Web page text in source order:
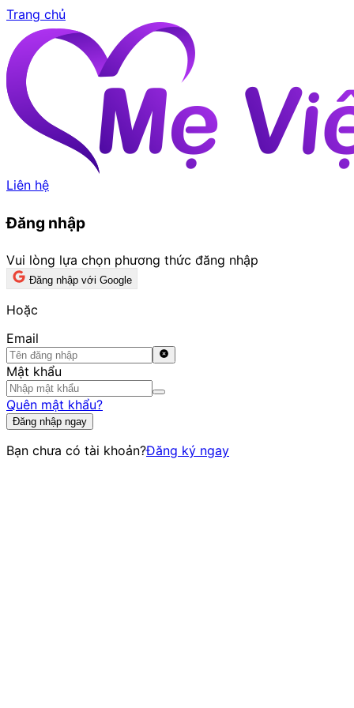
Trang chủ
Liên hệ
Đăng nhập
Vui lòng lựa chọn phương thức đăng nhập
Đăng nhập với Google
Hoặc
Email
Mật khẩu
Quên mật khẩu?
Đăng nhập ngay
Bạn chưa có tài khoản?Đăng ký ngay